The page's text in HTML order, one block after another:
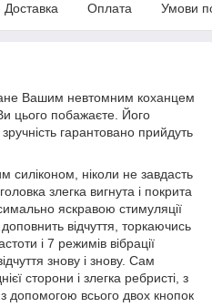
Доставка Оплата Умови
Вашим невтомним коханцем
цього побажаєте. Його
гарантовано прийдуть
силіконом, ніколи не завдасть
злегка вигнута і покрита
яскравою стимуляції
відчуття, торкаючись
і 7 режимів вібрації
знову і знову. Сам
сторони і злегка ребристі, з
допомогою всього двох кнопок